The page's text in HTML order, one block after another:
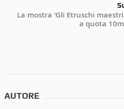
La mostra ‘Gli Etruschi
a quota
AUTORE